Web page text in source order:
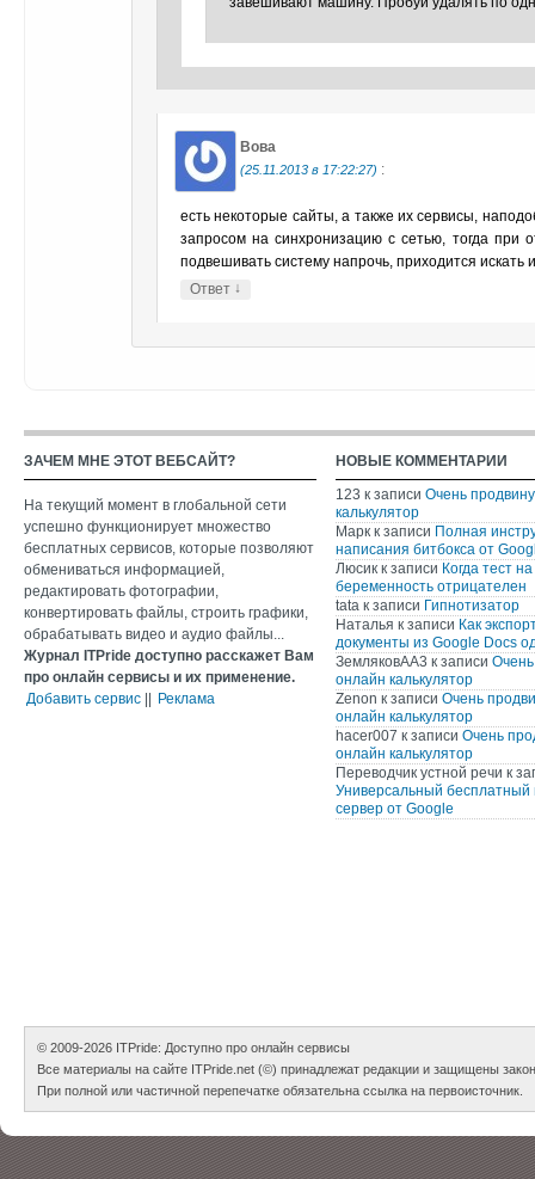
Вова
(25.11.2013 в 17:22:27) :
есть некоторые сайты, а также их сервисы,
запросом на синхронизацию с сетью, тогда при
подвешивать систему напрочь, приходится искать
Ответ ↓
ЗАЧЕМ МНЕ ЭТОТ ВЕБСАЙТ?
На текущий момент в глобальной сети
успешно функционирует множество
бесплатных сервисов, которые позволяют
обмениваться информацией,
редактировать фотографии,
конвертировать файлы, строить графики,
обрабатывать видео и аудио файлы...
Журнал ITPride доступно расскажет Вам
про онлайн сервисы и их применение.
Добавить сервис
Реклама
НОВЫЕ КОММЕНТАРИИ
123 к записи Очень
калькулятор
Марк к записи Полная
написания битбокса от
Люсик к записи Когда тест на
беременность отрицателен
tata к записи Гипнотизатор
Наталья к записи Как
документы из Google Docs
ЗемляковАА3 к записи
онлайн калькулятор
Zenon к записи Очень
онлайн калькулятор
hacer007 к записи Очень
онлайн калькулятор
Переводчик устной речи к
Универсальный бесплатный
сервер от Google
© 2009-2026 ITPride: Доступно про онлайн сервисы
Все материалы на сайте ITPride.net (©) принадлежат редакции и защищены
При полной или частичной перепечатке обязательна ссылка на первоисточник.